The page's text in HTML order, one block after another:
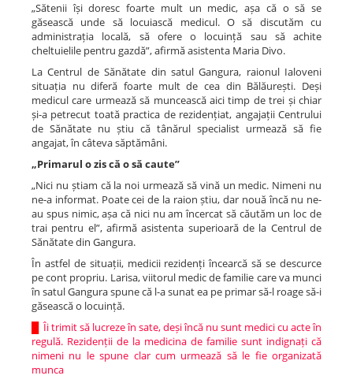
„Sătenii își doresc foarte mult un medic, așa că o să se
găsească unde să locuiască medicul. O să discutăm cu
administrația locală, să ofere o locuință sau să achite
cheltuielile pentru gazdă”, afirmă asistenta Maria Divo.
La Centrul de Sănătate din satul Gangura, raionul Ialoveni
situația nu diferă foarte mult de cea din Bălăurești. Deși
medicul care urmează să muncească aici timp de trei și chiar
și-a petrecut toată practica de rezidențiat, angajații Centrului
de Sănătate nu știu că tânărul specialist urmează să fie
angajat, în câteva săptămâni.
„Primarul o zis că o să caute”
„Nici nu știam că la noi urmează să vină un medic. Nimeni nu
ne-a informat. Poate cei de la raion știu, dar nouă încă nu ne-
au spus nimic, așa că nici nu am încercat să căutăm un loc de
trai pentru el”, afirmă asistenta superioară de la Centrul de
Sănătate din Gangura.
În astfel de situații, medicii rezidenți încearcă să se descurce
pe cont propriu. Larisa, viitorul medic de familie care va munci
în satul Gangura spune că l-a sunat ea pe primar să-l roage să-i
găsească o locuință.
Îi trimit să lucreze în sate, deși încă nu sunt medici cu acte în
regulă. Rezidenții de la medicina de familie sunt indignați că
nimeni nu le spune clar cum urmează să le fie organizată
munca